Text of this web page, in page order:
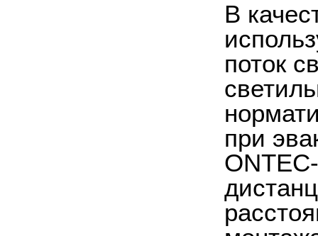
В
поток
при